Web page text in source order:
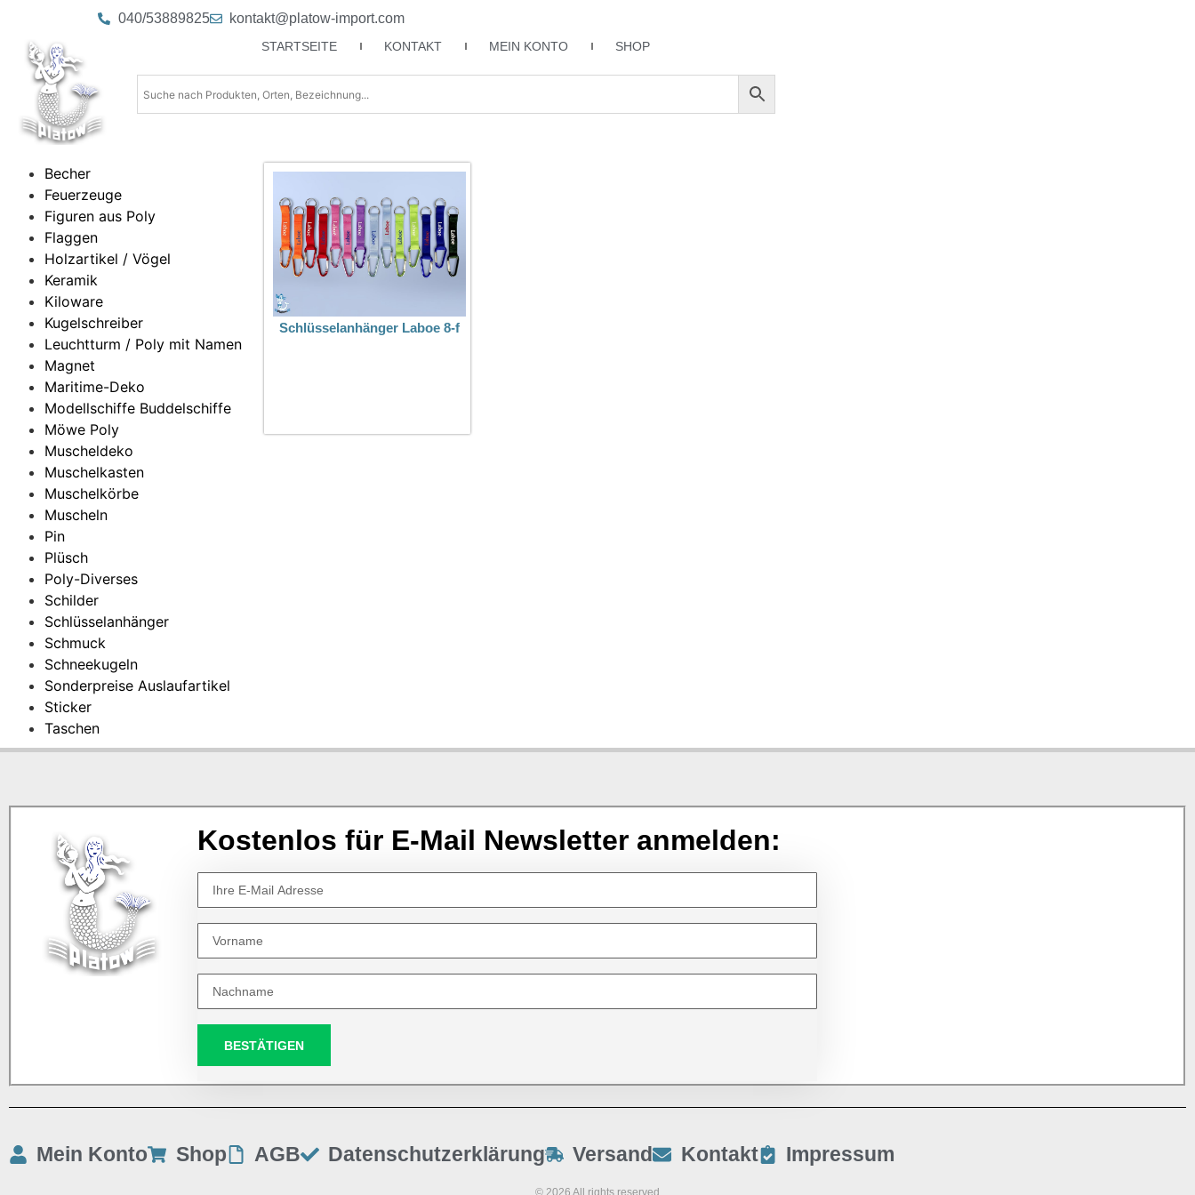
040/53889825 kontakt@platow-import.com
STARTSEITE KONTAKT MEIN KONTO SHOP
Becher
Feuerzeuge
Figuren aus Poly
Flaggen
Holzartikel / Vögel
Keramik
Kiloware
Kugelschreiber
Leuchtturm / Poly mit Namen
Magnet
Maritime-Deko
Modellschiffe Buddelschiffe
Möwe Poly
Muscheldeko
Muschelkasten
Muschelkörbe
Muscheln
Pin
Plüsch
Poly-Diverses
Schilder
Schlüsselanhänger
Schmuck
Schneekugeln
Sonderpreise Auslaufartikel
Sticker
Taschen
Schlüsselanhänger Laboe 8-f
Kostenlos für E-Mail Newsletter anmelden:
BESTÄTIGEN
Mein Konto Shop AGB Datenschutzerklärung Versand Kontakt Impressum